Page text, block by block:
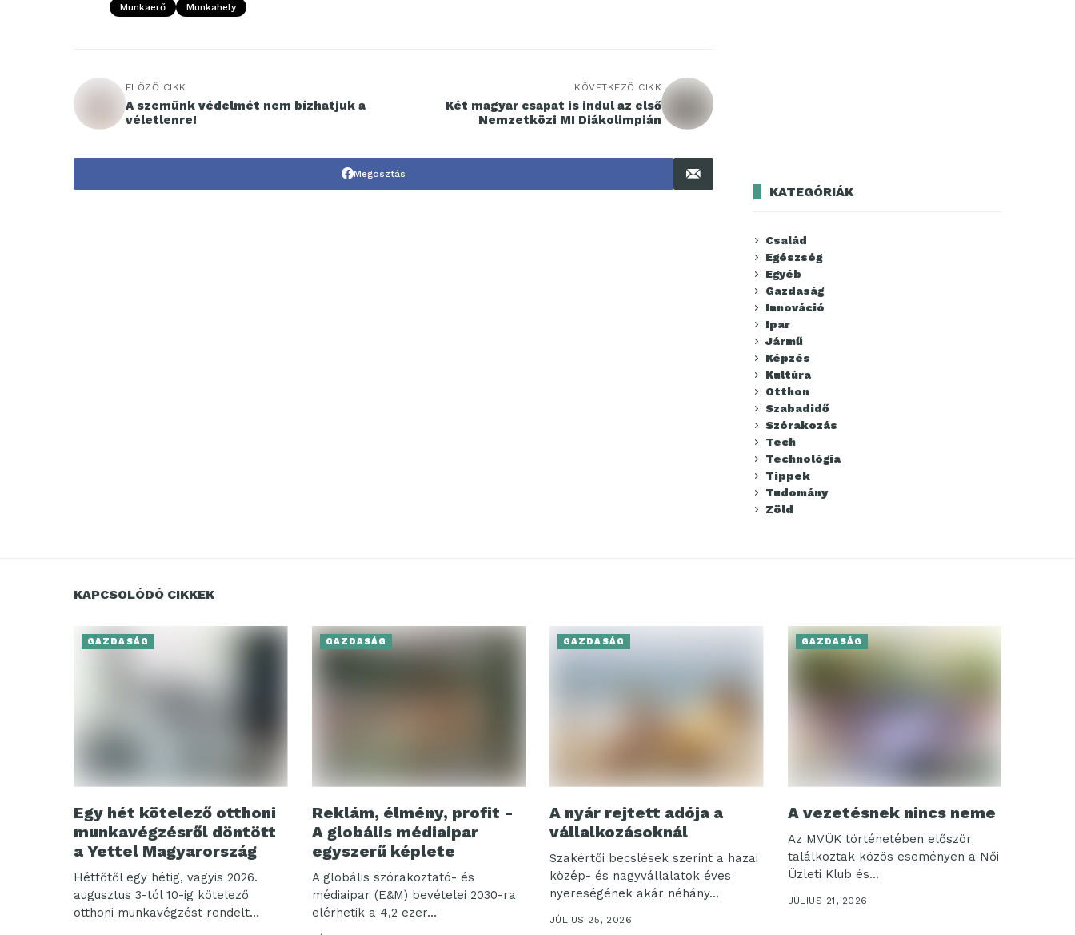
Munkaerő Munkahely
ELŐZŐ CIKK
A szemünk védelmét nem bízhatjuk a
véletlenre!
KÖVETKEZŐ CIKK
Két magyar csapat is indul az első
Nemzetközi MI Diákolimpián
Megosztás
KATEGÓRIÁK
Család
Egészség
Egyéb
Gazdaság
Innováció
Ipar
Jármű
Képzés
Kultúra
Otthon
Szabadidő
Szórakozás
Tech
Technológia
Tippek
Tudomány
Zöld
KAPCSOLÓDÓ CIKKEK
GAZDASÁG
Egy hét kötelező otthoni
munkavégzésről döntött
a Yettel Magyarország
Hétfőtől egy hétig, vagyis 2026.
augusztus 3-tól 10-ig kötelező
otthoni munkavégzést rendelt...
GAZDASÁG
Reklám, élmény, profit -
A globális médiaipar
egyszerű képlete
A globális szórakoztató- és
médiaipar (E&M) bevételei 2030-ra
elérhetik a 4,2 ezer...
GAZDASÁG
A nyár rejtett adója a
vállalkozásoknál
Szakértői becslések szerint a hazai
közép- és nagyvállalatok éves
nyereségének akár néhány...
JÚLIUS 25, 2026
GAZDASÁG
A vezetésnek nincs neme
Az MVÜK történetében először
találkoztak közös eseményen a Női
Üzleti Klub és...
JÚLIUS 21, 2026